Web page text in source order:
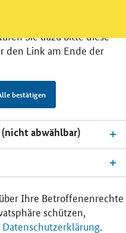
und Energie
Datenschutz
Sie dazu bitte diese
den Link am Ende der
bestätigen
abwählbar)
Ihre Betroffenenrechte
schützen,
Datenschutzerklärung.